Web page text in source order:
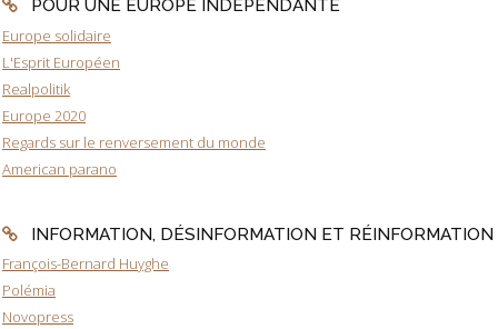
POUR UNE EUROPE INDÉPENDANTE
Europe solidaire
L'Esprit Européen
Realpolitik
Europe 2020
Regards sur le renversement du monde
American parano
INFORMATION, DÉSINFORMATION ET RÉINFORMATION
François-Bernard Huyghe
Polémia
Novopress